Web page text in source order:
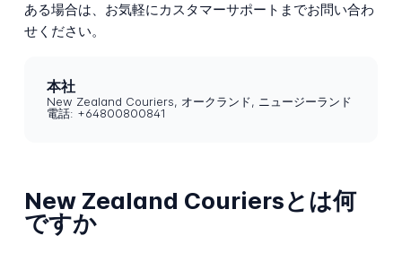
ある場合は、お気軽にカスタマーサポートまでお問い合わ
せください。
本社
New Zealand Couriers, オークランド, ニュージーランド
電話: +64800800841
New Zealand Couriersとは何
ですか